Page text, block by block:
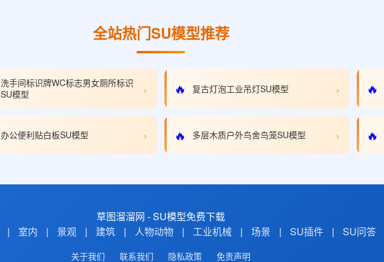
全站热门SU模型推荐
洗手间标识牌WC标志男女厕所标识
SU模型
› 🔥 复古灯泡工业吊灯SU模型 › 🔥
办公便利贴白板SU模型 › 🔥 多层木质户外鸟舍鸟笼SU模型 › 🔥
草图溜溜网 - SU模型免费下载
| 室内 | 景观 | 建筑 | 人物动物 | 工业机械 | 场景 | SU插件 | SU问答
关于我们 联系我们 隐私政策 免责声明